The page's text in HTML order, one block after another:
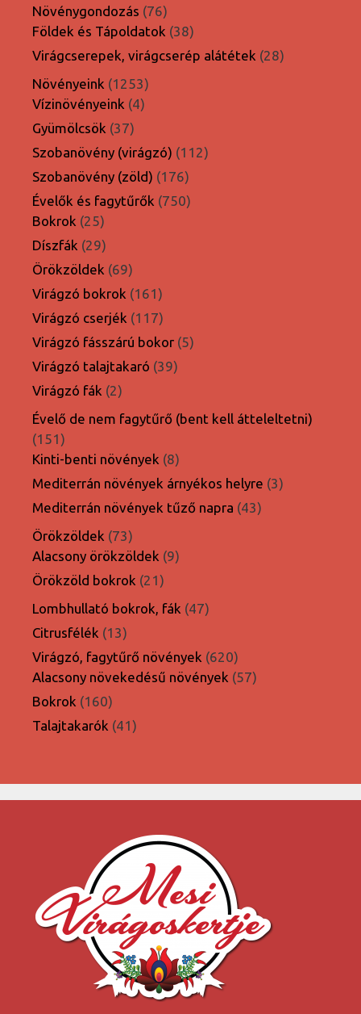
termék
Növénygondozás 7676
termék
Földek és Tápoldatok 3838
termék
Virágcserepek, virágcserép alátétek 2828
Növényeink 12531253
termék
Vízinövényeink 44
Gyümölcsök 3737
termék
Szobanövény (virágzó) 112112
Szobanövény (zöld) 176176
termék
Évelők és fagytűrők 750750
Bokrok 2525
termék
Díszfák 2929
termék
Örökzöldek 6969
termék
Virágzó bokrok 161161
termék
Virágzó cserjék 117117
termék
Virágzó fásszárú bokor 55
Virágzó talajtakaró 3939
Virágzó fák 22
termék
Évelő de nem fagytűrő (bent kell átteleltetni)
151151
termék
Kinti-benti növények 88
termék
Mediterrán növények árnyékos helyre 33
Mediterrán növények tűző napra 4343
Örökzöldek 7373
termék
Alacsony örökzöldek 99
Örökzöld bokrok 2121
termék
Lombhullató bokrok, fák 4747
Citrusfélék 1313
termék
Virágzó, fagytűrő növények 620620
termék
Alacsony növekedésű növények 5757
Bokrok 160160
termék
Talajtakarók 4141